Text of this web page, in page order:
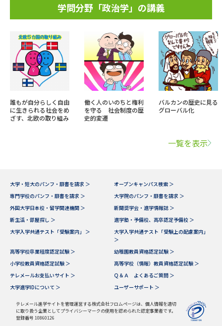
学問分野「政治学」の講義
誰もが自分らしく自由
に生きられる社会をめ
ざす、北欧の取り組み
働く人のいのちと権利
を守る 社会制度の歴
史的変遷
バルカンの歴史に見る
グローバル化
一覧を表示
大学・短大のパンフ・願書を請求 ＞
オープンキャンパス検索 ＞
専門学校のパンフ・願書を請求 ＞
大学院のパンフ・願書を請求 ＞
外国大学日本校・留学関連機関 ＞
新聞奨学会・進学情報誌 ＞
新生活・部屋探し ＞
進学塾・予備校、高卒認定予備校 ＞
大学入学共通テスト「受験案内」 ＞
大学入学共通テスト「受験上の配慮案内」
＞
高等学校卒業程度認定試験 ＞
幼稚園教員資格認定試験 ＞
小学校教員資格認定試験 ＞
高等学校（情報）教員資格認定試験 ＞
テレメールお支払いサイト ＞
Ｑ＆Ａ よくあるご質問 ＞
大学進学IDについて ＞
ユーザーサポート ＞
テレメール進学サイトを管理運営する株式会社フロムページは、個人情報を適切
に取り扱う企業としてプライバシーマークの使用を認められた認定事業者です。
登録番号 10860126